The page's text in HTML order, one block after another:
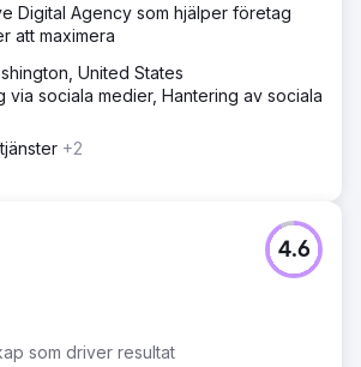
Digital Agency som hjälper företag
att maximera
United States
via sociala medier, Hantering av sociala
+2
som driver resultat
4.6